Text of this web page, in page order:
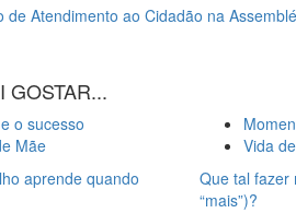
de Atendimento ao Cidadão na
GOSTAR...
o sucesso
Mãe
aprende quando
Vida
Que tal fazer
“mais”)?